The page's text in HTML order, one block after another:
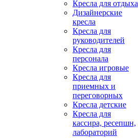
Кресла для отдыха
Дизайнерские
кресла
Кресла для
руководителей
Кресла для
персонала
Кресла игровые
Кресла для
приемных и
переговорных
Кресла детские
Кресла для
кассира, ресепшн,
лабораторий